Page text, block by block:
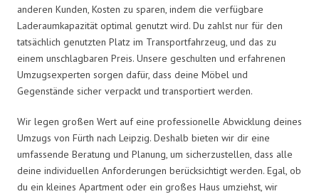
anderen Kunden, Kosten zu sparen, indem die verfügbare
Laderaumkapazität optimal genutzt wird. Du zahlst nur für den
tatsächlich genutzten Platz im Transportfahrzeug, und das zu
einem unschlagbaren Preis. Unsere geschulten und erfahrenen
Umzugsexperten sorgen dafür, dass deine Möbel und
Gegenstände sicher verpackt und transportiert werden.
Wir legen großen Wert auf eine professionelle Abwicklung deines
Umzugs von Fürth nach Leipzig. Deshalb bieten wir dir eine
umfassende Beratung und Planung, um sicherzustellen, dass alle
deine individuellen Anforderungen berücksichtigt werden. Egal, ob
du ein kleines Apartment oder ein großes Haus umziehst, wir